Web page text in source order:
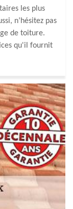
les plus
n’hésitez pas
de toiture.
qu'il fournit